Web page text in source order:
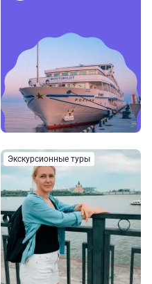
Экскурсионные туры